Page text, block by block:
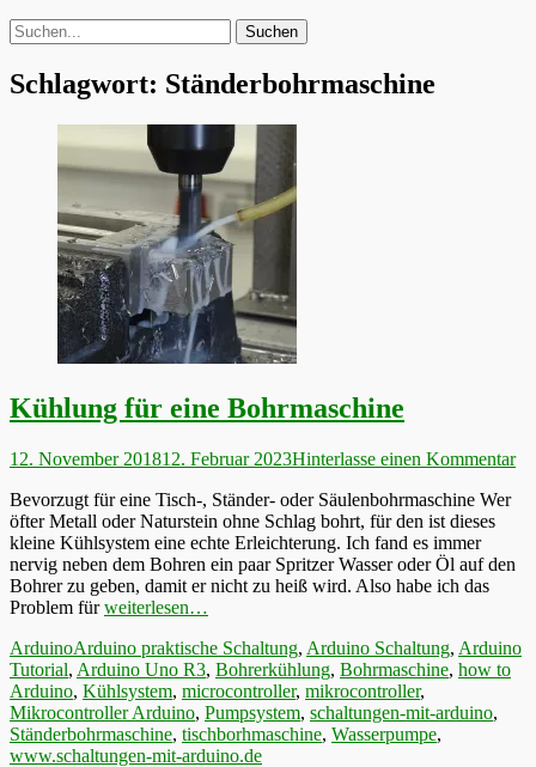
Suchen
Suche
nach:
Schlagwort: Ständerbohrmaschine
Kühlung für eine Bohrmaschine
Veröffentlicht
12. November 201812. Februar 2023Hinterlasse einen Kommentar
Bevorzugt für eine Tisch-, Ständer- oder Säulenbohrmaschine Wer
öfter Metall oder Naturstein ohne Schlag bohrt, für den ist dieses
kleine Kühlsystem eine echte Erleichterung. Ich fand es immer
nervig neben dem Bohren ein paar Spritzer Wasser oder Öl auf den
Bohrer zu geben, damit er nicht zu heiß wird. Also habe ich das
Problem fürweiterlesen…
Kategorien
ArduinoSchlagworte
Arduino praktische Schaltung, Arduino Schaltung, Arduino
Tutorial, Arduino Uno R3, Bohrerkühlung, Bohrmaschine, how to
Arduino, Kühlsystem, microcontroller, mikrocontroller,
Mikrocontroller Arduino, Pumpsystem, schaltungen-mit-arduino,
Ständerbohrmaschine, tischborhmaschine, Wasserpumpe,
www.schaltungen-mit-arduino.de